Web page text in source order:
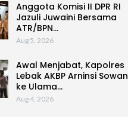
Anggota Komisi II DPR RI
Jazuli Juwaini Bersama
ATR/BPN…
Aug 5, 2026
Awal Menjabat, Kapolres
Lebak AKBP Arninsi Sowan
ke Ulama…
Aug 4, 2026